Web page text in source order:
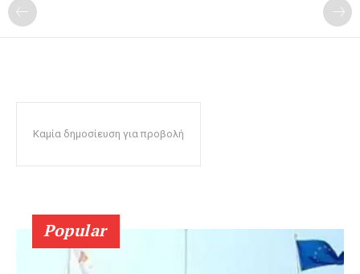
Καμία δημοσίευση για προβολή
Popular